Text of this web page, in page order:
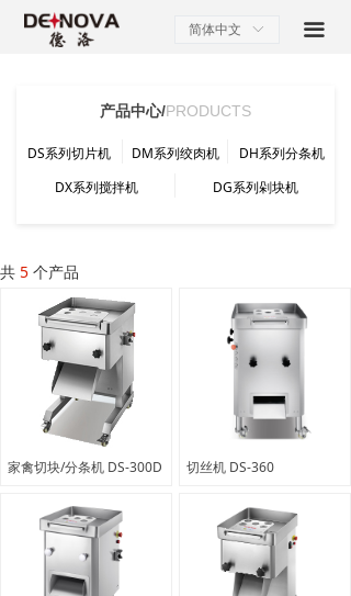
끀
ꀅ
简体中文
产品中心/PRODUCTS
DS系列切片机 DM系列绞肉机
DH系列分条机
DX系列搅拌机
DG系列剁块机
共 5 个产品
家禽切块/分条机 DS-300D 切丝机 DS-360